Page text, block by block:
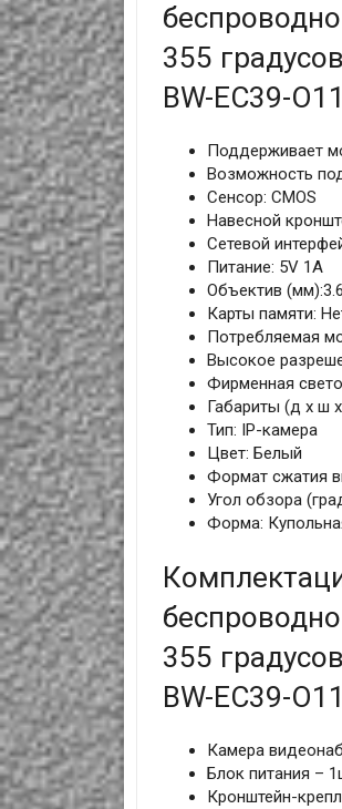
355
BW-EC39-O11
Поддерживает
Возможность
Сенсор: CMOS
Навесной
Сетевой
Питание: 5V 1A
Объектив
Карты памяти:
Потребляемая
Высокое
Фирменная
Габариты (д х ш
Тип: IP-камера
Цвет: Белый
Формат сжатия
Угол обзора
Форма:
355
BW-EC39-O11
Камера
Блок питания –
Кронштейн-